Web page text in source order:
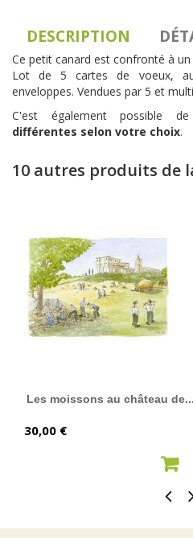
DESCRIPTION
Ce petit canard est confronté à
Lot de 5 cartes de voeux,
enveloppes. Vendues par 5 et
C'est également possible
différentes selon votre choix.
10 autres produits de
Les moissons au château de...
Prix
30,00 €